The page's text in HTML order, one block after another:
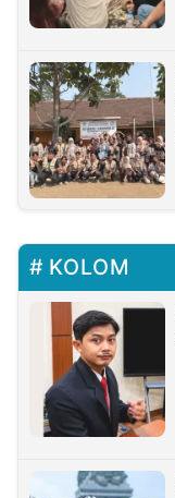
KOLOM